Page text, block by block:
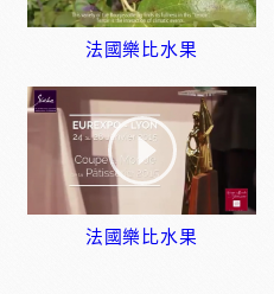
法國樂比水果
法國樂比水果